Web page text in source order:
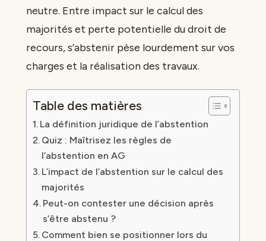
neutre. Entre impact sur le calcul des
majorités et perte potentielle du droit de
recours, s’abstenir pèse lourdement sur vos
charges et la réalisation des travaux.
Table des matières
La définition juridique de l’abstention
Quiz : Maîtrisez les règles de
l’abstention en AG
L’impact de l’abstention sur le calcul des
majorités
Peut-on contester une décision après
s’être abstenu ?
Comment bien se positionner lors du